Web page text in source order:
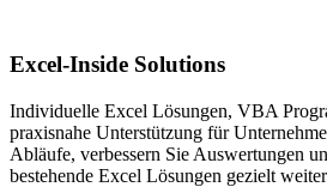
Excel-Inside Solutions
Individuelle Excel Lösungen, VBA
praxisnahe Unterstützung für
Abläufe, verbessern Sie Auswertungen
bestehende Excel Lösungen gezielt